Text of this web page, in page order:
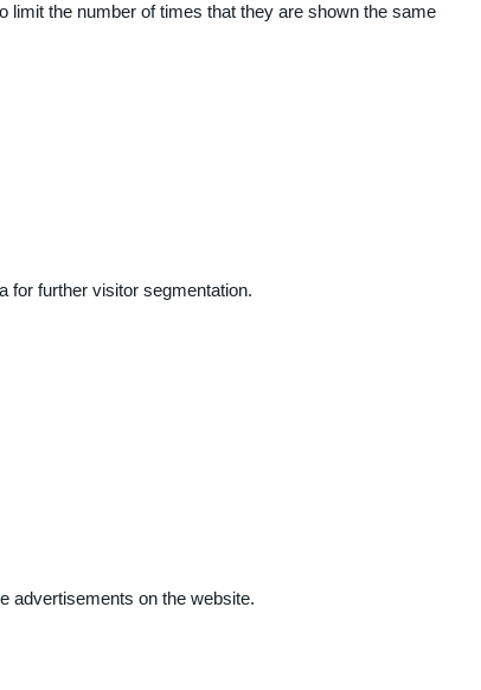
limit the number of times that they are shown the same
for further visitor segmentation.
advertisements on the website.